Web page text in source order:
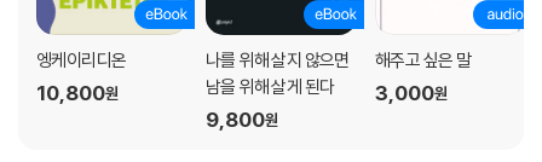
29 ? 그 행동의 결과를 생각한 후에 행동을 취하라
31 ? 내게 일어나는 모든 일을 기꺼이 받아들여라
32 ? 앞날에 대해 불안하면 점쟁이가 아닌 신을 찾아라
33 ? 늘 지켜야 할 태도와 본보기형 인간을 정하라
엥케이리디온
10,800원
나를 위해 살지 않으면
남을 위해 살게 된다
9,800원
해주고 싶은 말
3,000원